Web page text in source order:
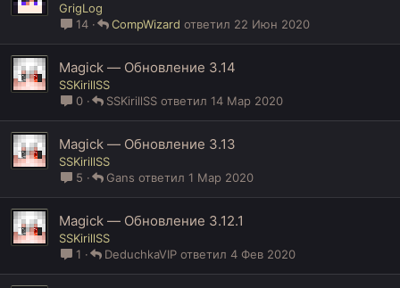
GrigLog
14
22 Июн 2020
CompWizard
Magick — Обновление 3.14
SSKirillSS
0
14 Мар 2020
SSKirillSS
Magick — Обновление 3.13
SSKirillSS
5
1 Мар 2020
Gans
Magick — Обновление 3.12.1
SSKirillSS
1
4 Фев 2020
DeduchkaVIP